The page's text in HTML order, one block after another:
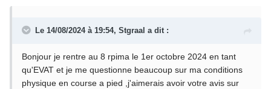
Le 14/08/2024 à 19:54, Stgraal a dit :
Bonjour je rentre au 8 rpima le 1er octobre 2024 en tant
qu'EVAT et je me questionne beaucoup sur ma conditions
physique en course a pied ,j'aimerais avoir votre avis sur